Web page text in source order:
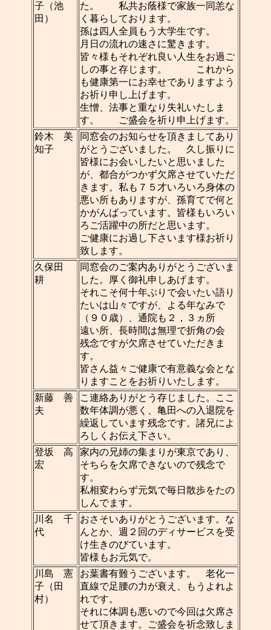
子（池
田）
た。 私共お蔭様で家族一同恙な
く暮らしております。
孫は四人全員もう大学生です。
月日の流れの速さに驚きます。
皆々様もそれぞれ良い人生をお過ご
しの事と存じます。 これから
も健康第一にお幸せでありますよう
お祈り申し上げます。
生憎、法事と重なり失礼いたしま
す。 ご盛会を祈り申上げます。
鈴木 美
知子
同窓会のお知らせを頂きましてあり
がとうございました。 久し振りに
皆様にお会いしたいと思いました
が、都合がつかず欠席させていただ
きます。私も７５才いろいろ身体の
悪い所もありますが、孫育てで何と
かがんばっています。皆様もいろい
ろご活躍中の所だと思います。
ご健康にお過し下さいます様お祈り
致します。
久保田
耕
同窓会のご案内ありがとうございま
した。厚く御礼申しあげます。
それこそ何十年ぶりで会いたい語り
たいは山々ですが、よる年なみで
（９０歳）、通院も２，３ヵ所
遠い所、長時間は無理で折角の会
残念ですが欠席させていただきま
す。
皆さん益々ご健康で有意義な会とな
りますことをお祈りいたします。
新藤 善
夫
こ連絡ありがとう存じました。ここ
数年体調が悪く、亀田への入退院を
繰返しています残念です。諸兄によ
ろしくお伝え下さい。
登坂 高
宏
家内の兄姉の集まりが東京であり、
そちらを欠席できないので残念で
す。
私相変わらず元気で毎日散歩をたの
しんでます。
川名 千
代
おさそいありがとうございます。な
んとか、週２回のディサービスを受
け生きのびています。
皆様もお元気で。
川島 憲
子（田
村）
お葉書有難うございます。 老化一
直線で足腰の力が衰え、もうよれよ
れです。
それに体調も悪いので今回は欠席さ
せて頂きます。ご盛会を祈念致しま